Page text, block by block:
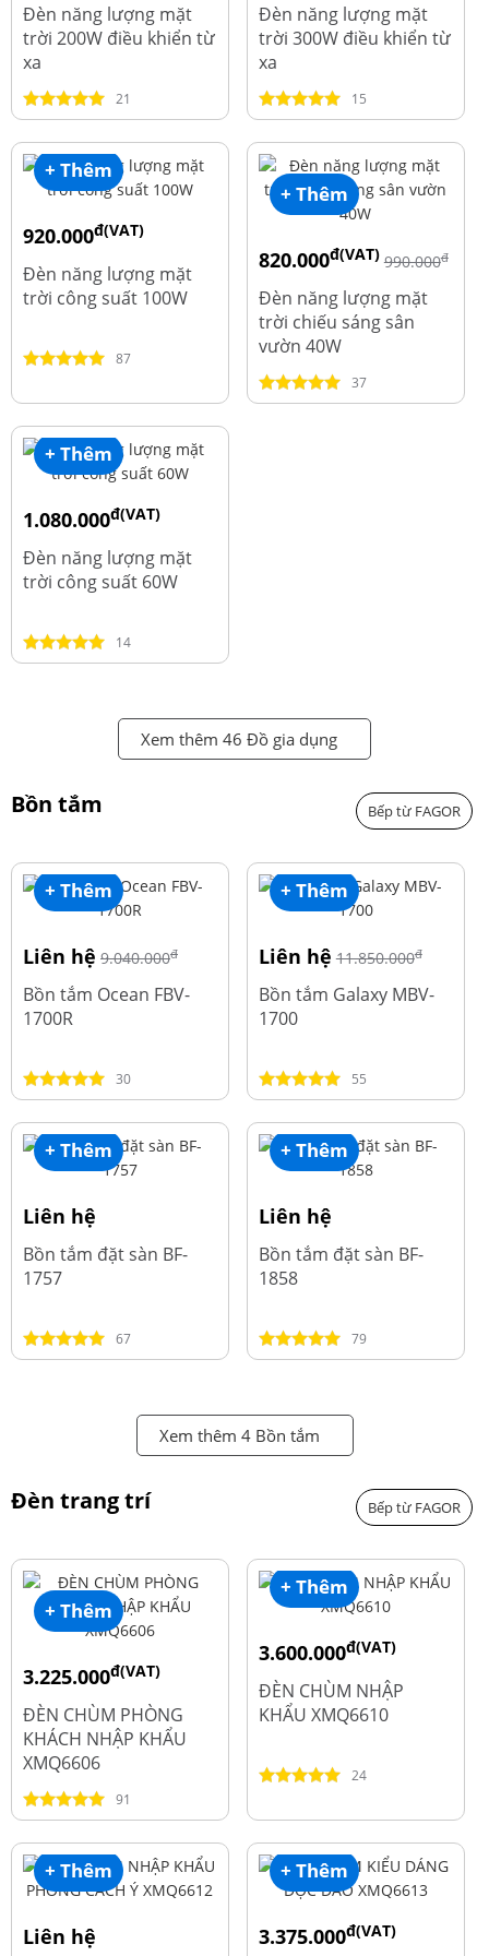
Đèn năng lượng mặt
trời 200W điều khiển từ
xa
21
Đèn năng lượng mặt
trời 300W điều khiển từ
xa
15
+ Thêm
920.000đ(VAT)
Đèn năng lượng mặt
trời công suất 100W
87
+ Thêm
820.000đ(VAT) 990.000đ
Đèn năng lượng mặt
trời chiếu sáng sân
vườn 40W
37
+ Thêm
1.080.000đ(VAT)
Đèn năng lượng mặt
trời công suất 60W
14
Xem thêm 46 Đồ gia dụng
Bồn tắm Bếp từ FAGOR
+ Thêm
Liên hệ 9.040.000đ
Bồn tắm Ocean FBV-
1700R
30
+ Thêm
Liên hệ 11.850.000đ
Bồn tắm Galaxy MBV-
1700
55
+ Thêm
Liên hệ
Bồn tắm đặt sàn BF-
1757
67
+ Thêm
Liên hệ
Bồn tắm đặt sàn BF-
1858
79
Xem thêm 4 Bồn tắm
Đèn trang trí Bếp từ FAGOR
+ Thêm
3.225.000đ(VAT)
4.300.000
ĐÈN CHÙM PHÒNG
KHÁCH NHẬP KHẨU
XMQ6606
91
+ Thêm
3.600.000đ(VAT)
4.800.000
ĐÈN CHÙM NHẬP
KHẨU XMQ6610
24
+ Thêm
Liên hệ
+ Thêm
3.375.000đ(VAT)